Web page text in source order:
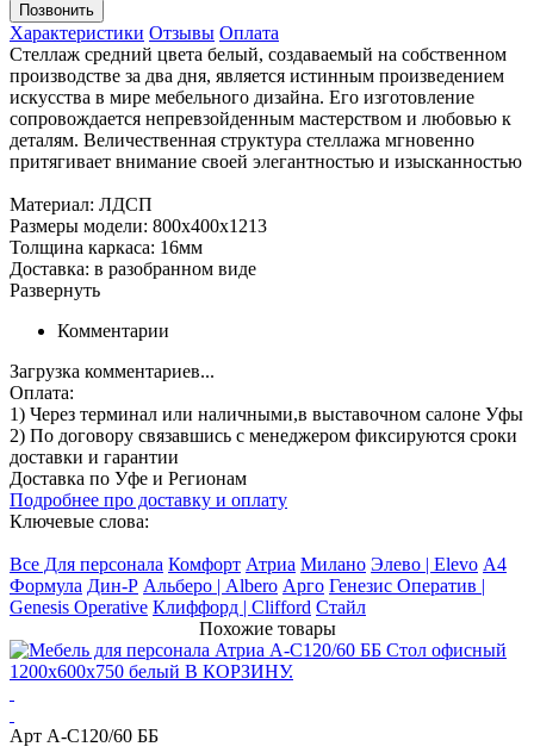
Позвонить
Характеристики Отзывы Оплата
Стеллаж средний цвета белый, создаваемый на собственном
производстве за два дня, является истинным произведением
искусства в мире мебельного дизайна. Его изготовление
сопровождается непревзойденным мастерством и любовью к
деталям. Величественная структура стеллажа мгновенно
притягивает внимание своей элегантностью и изысканностью
Материал: ЛДСП
Размеры модели: 800х400х1213
Толщина каркаса: 16мм
Доставка: в разобранном виде
Развернуть
Комментарии
Загрузка комментариев...
Оплата:
1) Через терминал или наличными,в выставочном салоне Уфы
2) По договору связавшись с менеджером фиксируются сроки
доставки и гарантии
Доставка по Уфе и Регионам
Подробнее про доставку и оплату
Ключевые слова:
Все Для персонала Комфорт Атриа Милано Элево | Elevo А4
Формула Дин-Р Альберо | Albero Арго Генезис Оператив |
Genesis Operative Клиффорд | Clifford Стайл
Похожие товары
Арт А-С120/60 ББ